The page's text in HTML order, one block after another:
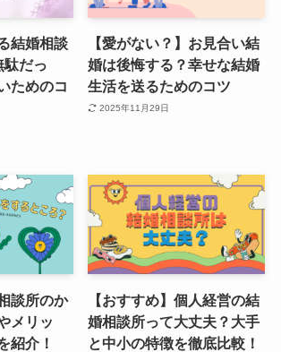
結婚相談
駄だっ
ためのコ
【愛がない？】お見合い結
婚は後悔する？幸せな結婚
生活を送るためのコツ
2025年11月29日
談所のか
メリッ
紹介！
【おすすめ】個人経営の結
婚相談所って大丈夫？大手
と中小の特徴を徹底比較！